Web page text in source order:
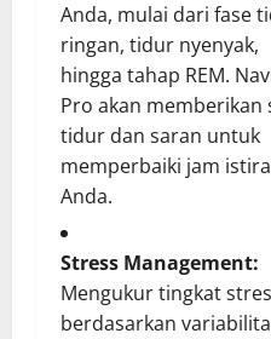
Anda, mulai dari fase
ringan, tidur nyenyak,
hingga tahap REM.
Pro akan memberikan
tidur dan saran untuk
memperbaiki jam
Anda.
Stress Management:
Mengukur tingkat stres
berdasarkan